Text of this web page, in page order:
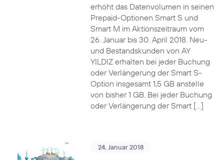
erhöht das Datenvolumen in seinen
Prepaid-Optionen Smart S und
Smart M im Aktionszeitraum vom
26. Januar bis 30. April 2018. Neu-
und Bestandskunden von AY
YILDIZ erhalten bei jeder Buchung
oder Verlängerung der Smart S-
Option insgesamt 1,5 GB anstelle
von bisher 1 GB. Bei jeder Buchung
oder Verlängerung der Smart […]
24. Januar 2018